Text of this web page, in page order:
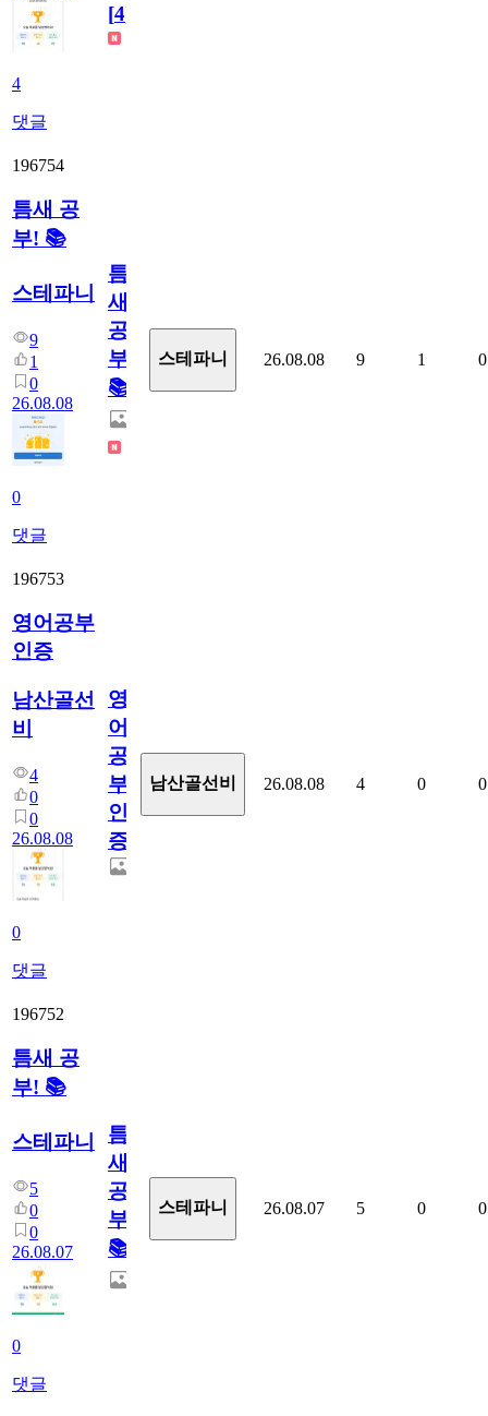
4
댓글
[4]
196754
틈새 공
부! 📚
스테파니
9
1
0
26.08.08
0
댓글
틈
새
공
부!
📚
스테파니 26.08.08 9 1 0
196753
영어공부
인증
남산골선
비
4
0
0
26.08.08
0
댓글
영
어
공
부
인
증
남산골선비 26.08.08 4 0 0
196752
틈새 공
부! 📚
스테파니
5
0
0
26.08.07
0
댓글
틈
새
공
부!
📚
스테파니 26.08.07 5 0 0